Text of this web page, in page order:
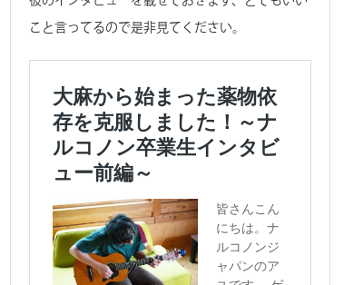
こと言ってるので是非見てください。